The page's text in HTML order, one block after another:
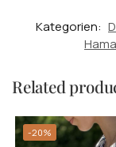
Kategorien:
Related
-20%